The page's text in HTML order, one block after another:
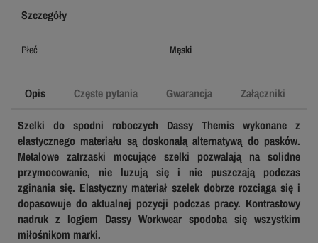
Opis Częste pytania Gwarancja Załączniki
Szelki do spodni roboczych Dassy Themis wykonane z
elastycznego materiału są doskonałą alternatywą do pasków.
Metalowe zatrzaski mocujące szelki pozwalają na solidne
przymocowanie, nie luzują się i nie puszczają podczas
zginania się. Elastyczny materiał szelek dobrze rozciąga się i
dopasowuje do aktualnej pozycji podczas pracy. Kontrastowy
nadruk z logiem Dassy Workwear spodoba się wszystkim
miłośnikom marki.
Szczegóły
Płeć Męski